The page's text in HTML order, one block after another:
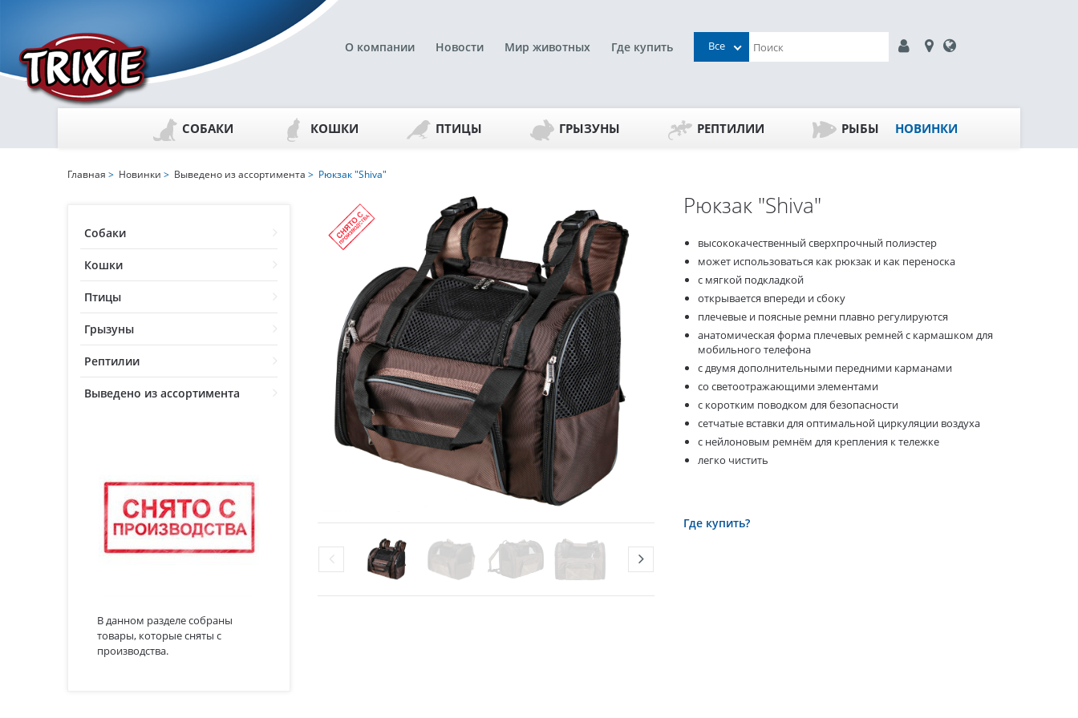
О компании Новости Мир животных Где купить Все
СОБАКИ КОШКИ ПТИЦЫ ГРЫЗУНЫ РЕПТИЛИИ РЫБЫ НОВИНКИ
Собаки
Кошки
Птицы
Грызуны
Рептилии
Выведено из ассортимента
В данном разделе собраны
товары, которые сняты с
производства.
Главная > Новинки > Выведено из ассортимента > Рюкзак "Shiva"
Рюкзак "Shiva"
высококачественный сверхпрочный полиэстер
может использоваться как рюкзак и как переноска
с мягкой подкладкой
открывается впереди и сбоку
плечевые и поясные ремни плавно регулируются
анатомическая форма плечевых ремней с кармашком для
мобильного телефона
с двумя дополнительными передними карманами
со светоотражающими элементами
с коротким поводком для безопасности
сетчатые вставки для оптимальной циркуляции воздуха
с нейлоновым ремнём для крепления к тележке
легко чистить
Где купить?